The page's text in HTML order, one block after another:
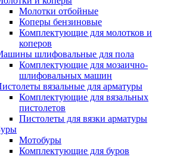
Молотки отбойные
Коперы бензиновые
Комплектующие для молотков и
коперов
шлифовальные для пола
Комплектующие для мозаично-
шлифовальных машин
вязальные для арматуры
Комплектующие для вязальных
пистолетов
Пистолеты для вязки арматуры
Мотобуры
Комплектующие для буров